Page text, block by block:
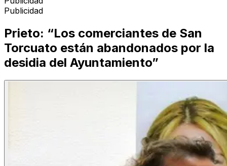
Publicidad
Prieto: “Los comerciantes de San
Torcuato están abandonados por la
desidia del Ayuntamiento”